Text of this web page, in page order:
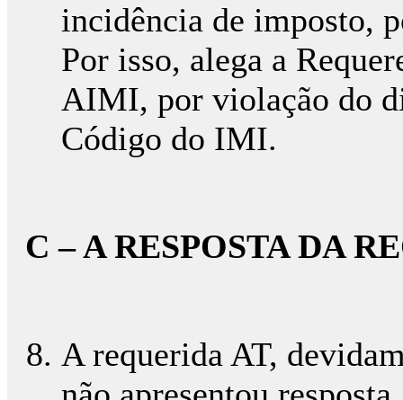
incidência de imposto,
Por isso, alega a
AIMI, por violação do
Código do IMI.
C – A RESPOSTA DA
A requerida AT,